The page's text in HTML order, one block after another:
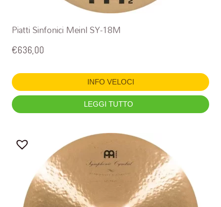
Piatti Sinfonici Meinl SY-18M
€636,00
INFO VELOCI
LEGGI TUTTO